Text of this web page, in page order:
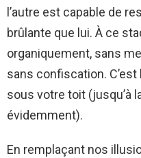
l’autre est capable de
brûlante que lui. À ce
organiquement, sans
sans confiscation. C’est
sous votre toit (jusqu’à
évidemment).
En remplaçant nos